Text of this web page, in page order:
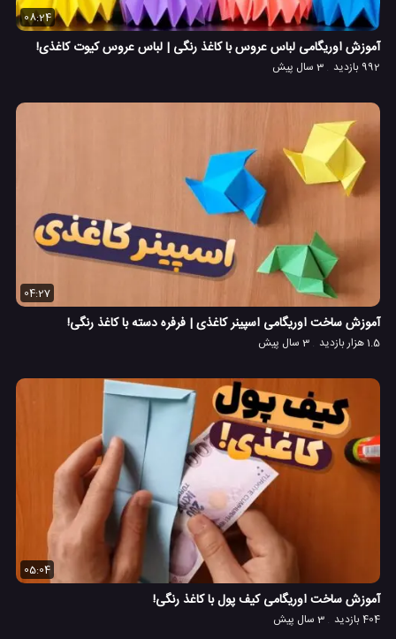
08:24
آموزش اوریگامی لباس عروس با کاغذ رنگی | لباس عروس کیوت کاغذی!
992 بازدید 3 سال پیش
04:27
آموزش ساخت اوریگامی اسپینر کاغذی | فرفره دسته با کاغذ رنگی!
1.5 هزار بازدید 3 سال پیش
05:04
آموزش ساخت اوریگامی کیف پول با کاغذ رنگی!
404 بازدید 3 سال پیش